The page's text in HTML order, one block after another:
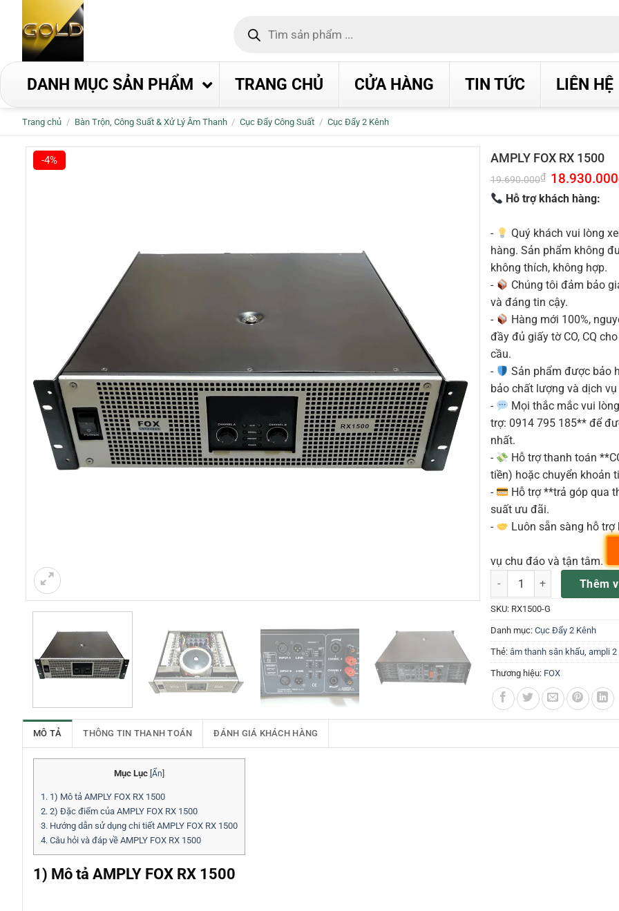
dung
kiếm
DANH MỤC SẢN PHẨM TRANG CHỦ CỬA HÀNG TIN TỨC LIÊN HỆ
Trang chủ / Bàn Trộn, Công Suất & Xử Lý Âm Thanh / Cục Đẩy Công Suất / Cục Đẩy 2 Kênh
-4% AMPLY FOX RX 1500
19.690.000₫ Giá
gốc
là:
19.690.000₫.
18.930.000
Hỗ trợ khách hàng:
-
Quý khách vui lòng
hàng. Sản phẩm không
không thích, không hợp.
-
Chúng tôi đảm bảo
và đáng tin cậy.
-
Hàng mới 100%,
đầy đủ giấy tờ CO, CQ
cầu.
-
Sản phẩm được bảo
bảo chất lượng và dịch
-
Mọi thắc mắc vui
trợ: 0914 795 185** để
nhất.
-
Hỗ trợ thanh toán
tiền) hoặc chuyển khoản
-
Hỗ trợ **trả góp qua
suất ưu đãi.
-
Luôn sẵn sàng hỗ
vụ chu đáo và tận tâm.
AMPLY FOX RX 1500 sốThêm
SKU: RX1500-G
Danh mục: Cục Đẩy 2 Kênh
Thẻ: âm thanh sân khấu, ampli 2
Thương hiệu: FOX
MÔ TẢ THÔNG TIN THANH TOÁN ĐÁNH GIÁ KHÁCH HÀNG
Mục Lục Ẩn
1. 1) Mô tả AMPLY FOX RX 1500
2. 2) Đặc điểm của AMPLY FOX RX 1500
3. Hướng dẫn sử dụng chi tiết AMPLY FOX RX 1500
4. Câu hỏi và đáp về AMPLY FOX RX 1500
1) Mô tả AMPLY FOX RX 1500